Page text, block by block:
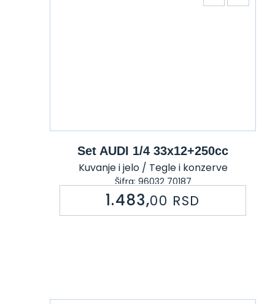
Set AUDI 1/4 33x12+250cc
Kuvanje i jelo / Tegle i konzerve
Šifra: 96032 70187
1.483,00 RSD